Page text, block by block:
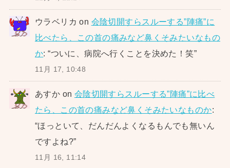
ウラベリカ on 会陰切開すらスルーする”陣痛”に
比べたら、この首の痛みなど鼻くそみたいなもの
か: “ついに、病院へ行くことを決めた！笑”
11月 17, 10:48
あすか on 会陰切開すらスルーする”陣痛”に比べ
たら、この首の痛みなど鼻くそみたいなものか:
“ほっといて、だんだんよくなるもんでも無いん
ですよね?”
11月 16, 11:14